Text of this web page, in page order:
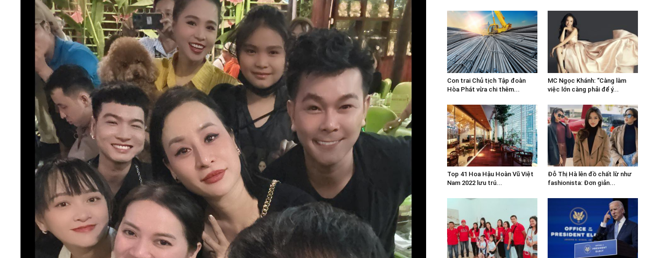
Con trai Chủ tịch Tập đoàn
Hòa Phát vừa chi thêm...
MC Ngọc Khánh: “Càng làm
việc lớn càng phải để ý...
Top 41 Hoa Hậu Hoàn Vũ Việt
Nam 2022 lưu trú...
Đỗ Thị Hà lên đồ chất lừ như
fashionista: Đơn giản...